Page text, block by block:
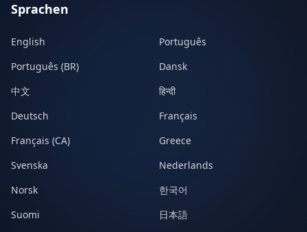
Sprachen
English
Português
Português (BR)
Dansk
中文
हिन्दी
Deutsch
Français
Français (CA)
Greece
Svenska
Nederlands
Norsk
한국어
Suomi
日本語